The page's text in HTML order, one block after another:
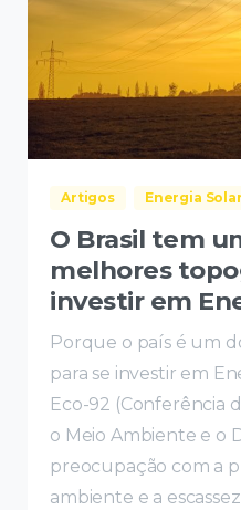
Artigos Energia Solar
O Brasil tem
melhores
investir em
Porque o país é um
para se investir em
Eco-92 (Conferência
o Meio Ambiente e o
preocupação com a
ambiente e a